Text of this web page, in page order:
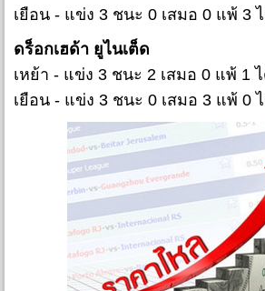
เยือน - แข่ง 3 ชนะ 0 เสมอ 0 แพ้ 3
ดร็อกเฮด้า ยูไนเต็ด
เหย้า - แข่ง 3 ชนะ 2 เสมอ 0 แพ้ 1
เยือน - แข่ง 3 ชนะ 0 เสมอ 3 แพ้ 0